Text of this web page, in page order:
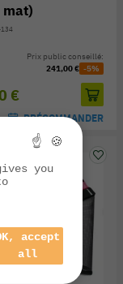
mat)
134
€
Prix public conseillé:
241,00 € -5%
PRÉCOMMANDER
☝ 🍪
you
accept
all